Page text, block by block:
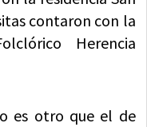
contaron con la
Herencia
es otro que el de